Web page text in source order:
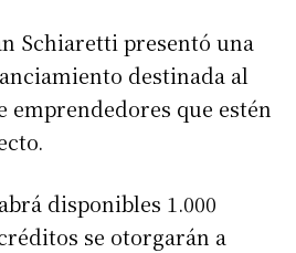
Schiaretti presentó una
destinada al
que estén
disponibles 1.000
se otorgarán a